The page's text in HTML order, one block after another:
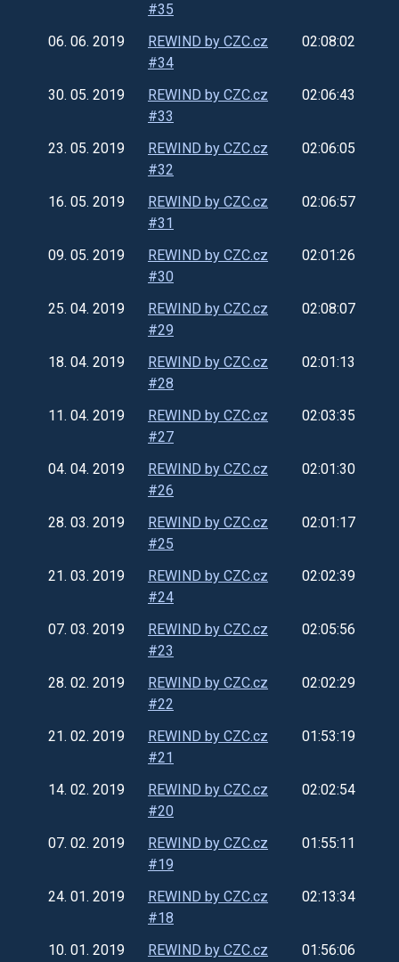
#35
06. 06. 2019
REWIND by CZC.cz
#34
02:08:02
30. 05. 2019
REWIND by CZC.cz
#33
02:06:43
23. 05. 2019
REWIND by CZC.cz
#32
02:06:05
16. 05. 2019
REWIND by CZC.cz
#31
02:06:57
09. 05. 2019
REWIND by CZC.cz
#30
02:01:26
25. 04. 2019
REWIND by CZC.cz
#29
02:08:07
18. 04. 2019
REWIND by CZC.cz
#28
02:01:13
11. 04. 2019
REWIND by CZC.cz
#27
02:03:35
04. 04. 2019
REWIND by CZC.cz
#26
02:01:30
28. 03. 2019
REWIND by CZC.cz
#25
02:01:17
21. 03. 2019
REWIND by CZC.cz
#24
02:02:39
07. 03. 2019
REWIND by CZC.cz
#23
02:05:56
28. 02. 2019
REWIND by CZC.cz
#22
02:02:29
21. 02. 2019
REWIND by CZC.cz
#21
01:53:19
14. 02. 2019
REWIND by CZC.cz
#20
02:02:54
07. 02. 2019
REWIND by CZC.cz
#19
01:55:11
24. 01. 2019
REWIND by CZC.cz
#18
02:13:34
10. 01. 2019
REWIND by CZC.cz
01:56:06